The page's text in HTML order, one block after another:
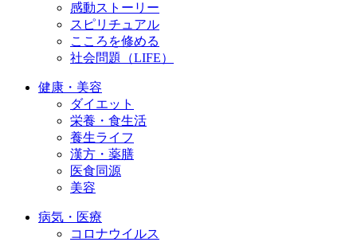
感動ストーリー
スピリチュアル
こころを修める
社会問題（LIFE）
健康・美容
ダイエット
栄養・食生活
養生ライフ
漢方・薬膳
医食同源
美容
病気・医療
コロナウイルス